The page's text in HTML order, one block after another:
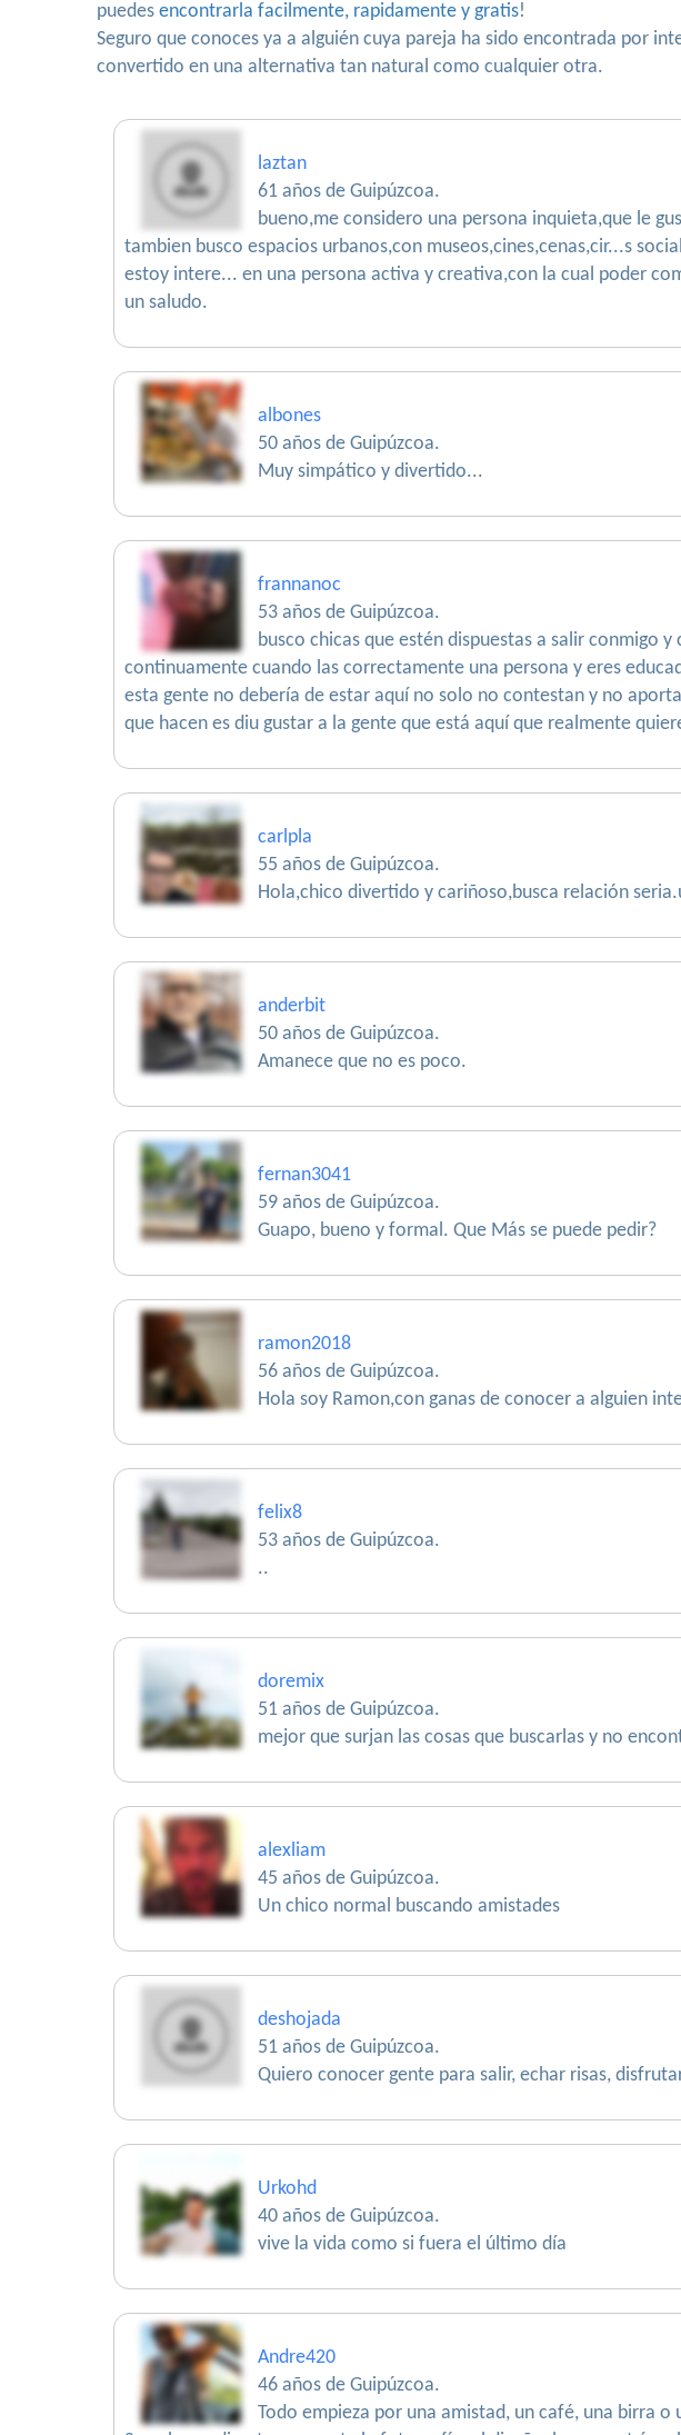
puedes encontrarla facilmente, rapidamente y gratis!
Seguro que conoces ya a alguién cuya pareja ha sido encontrada por
convertido en una alternativa tan natural como cualquier otra.
laztan
61 años de Guipúzcoa.
bueno,me considero una persona inquieta,que le
tambien busco espacios urbanos,con museos,cines,cenas,cir...s
estoy intere... en una persona activa y creativa,con la cual poder
un saludo.
albones
50 años de Guipúzcoa.
Muy simpático y divertido...
frannanoc
53 años de Guipúzcoa.
busco chicas que estén dispuestas a salir conmigo
continuamente cuando las correctamente una persona y eres
esta gente no debería de estar aquí no solo no contestan y no
que hacen es diu gustar a la gente que está aquí que realmente
carlpla
55 años de Guipúzcoa.
Hola,chico divertido y cariñoso,busca relación
anderbit
50 años de Guipúzcoa.
Amanece que no es poco.
fernan3041
59 años de Guipúzcoa.
Guapo, bueno y formal. Que Más se puede pedir?
ramon2018
56 años de Guipúzcoa.
Hola soy Ramon,con ganas de conocer a alguien
felix8
53 años de Guipúzcoa.
..
doremix
51 años de Guipúzcoa.
mejor que surjan las cosas que buscarlas y no
alexliam
45 años de Guipúzcoa.
Un chico normal buscando amistades
deshojada
51 años de Guipúzcoa.
Quiero conocer gente para salir, echar risas,
Urkohd
40 años de Guipúzcoa.
vive la vida como si fuera el último día
Andre420
46 años de Guipúzcoa.
Todo empieza por una amistad, un café, una birra o